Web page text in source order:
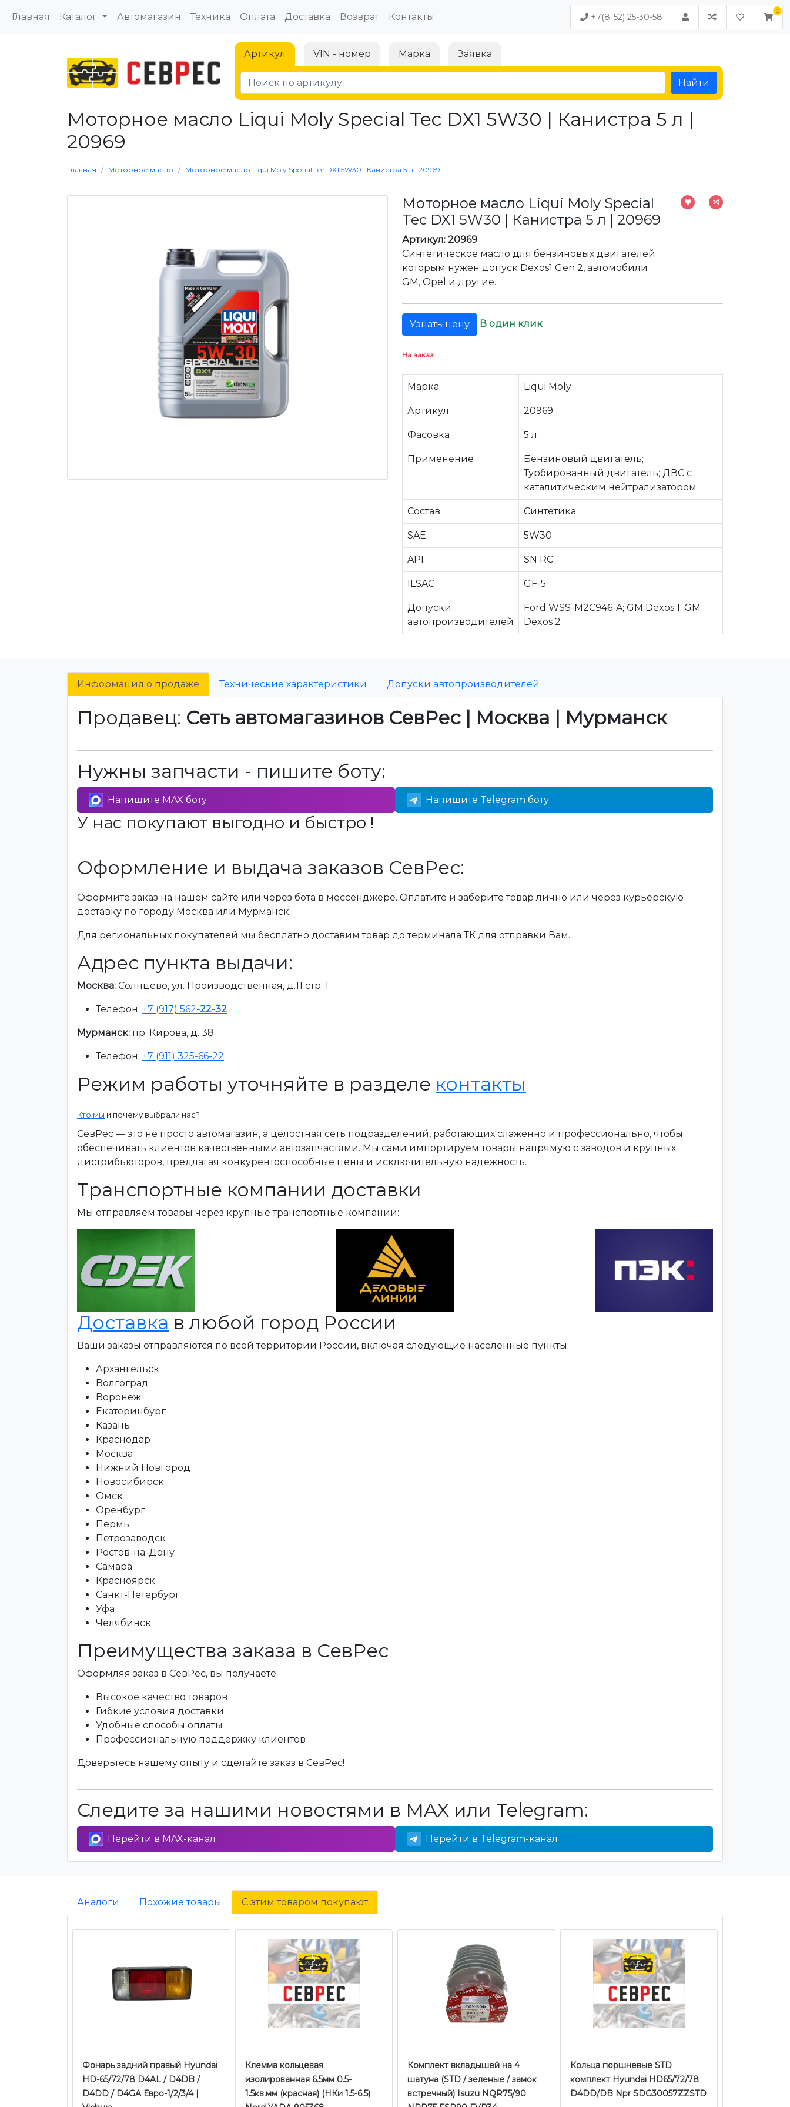
Главная Каталог Автомагазин Техника Оплата Доставка Возврат Контакты +7(8152) 25-30-58
Артикул VIN - номер Марка Заявка
Найти
Моторное масло Liqui Moly Special Tec DX1 5W30 | Канистра 5 л |
20969
Главная Моторное масло Моторное масло Liqui Moly Special Tec DX1 5W30 | Канистра 5 л | 20969
Моторное масло Liqui Moly Special
Tec DX1 5W30 | Канистра 5 л | 20969
Артикул: 20969
Синтетическое масло для бензиновых двигателей
которым нужен допуск Dexos1 Gen 2, автомобили
GM, Opel и другие.
Узнать цену В один клик
На заказ
Марка Liqui Moly
Артикул 20969
Фасовка 5 л.
Применение
Бензиновый двигатель;
Турбированный двигатель; ДВС c
каталитическим нейтрализатором
Состав Синтетика
SAE 5W30
API SN RC
ILSAC GF-5
Допуски
автопроизводителей
Ford WSS-M2C946-A; GM Dexos 1; GM
Dexos 2
Информация о продаже Технические характеристики Допуски автопроизводителей
Продавец: Сеть автомагазинов СевРес | Москва | Мурманск
Нужны запчасти - пишите боту:
Напишите MAX боту Напишите Telegram боту
У нас покупают выгодно и быстро !
Оформление и выдача заказов СевРес:
Оформите заказ на нашем сайте или через бота в мессенджере. Оплатите и заберите товар лично или через курьерскую
доставку по городу Москва или Мурманск.
Для региональных покупателей мы бесплатно доставим товар до терминала ТК для отправки Вам.
Адрес пункта выдачи:
Москва: Солнцево, ул. Производственная, д.11 стр. 1
Телефон: +7 (917) 562-22-32
Мурманск: пр. Кирова, д. 38
Телефон: +7 (911) 325-66-22
Режим работы уточняйте в разделе контакты
Кто мы и почему выбрали нас?
СевРес — это не просто автомагазин, а целостная сеть подразделений, работающих слаженно и профессионально, чтобы
обеспечивать клиентов качественными автозапчастями. Мы сами импортируем товары напрямую с заводов и крупных
дистрибьюторов, предлагая конкурентоспособные цены и исключительную надежность.
Транспортные компании доставки
Мы отправляем товары через крупные транспортные компании:
Доставка в любой город России
Ваши заказы отправляются по всей территории России, включая следующие населенные пункты:
Архангельск
Волгоград
Воронеж
Екатеринбург
Казань
Краснодар
Москва
Нижний Новгород
Новосибирск
Омск
Оренбург
Пермь
Петрозаводск
Ростов-на-Дону
Самара
Красноярск
Санкт-Петербург
Уфа
Челябинск
Преимущества заказа в СевРес
Оформляя заказ в СевРес, вы получаете:
Высокое качество товаров
Гибкие условия доставки
Удобные способы оплаты
Профессиональную поддержку клиентов
Доверьтесь нашему опыту и сделайте заказ в СевРес!
Следите за нашими новостями в MAX или Telegram:
Перейти в MAX-канал Перейти в Telegram-канал
Аналоги Похожие товары С этим товаром покупают
Фонарь задний правый Hyundai
HD-65/72/78 D4AL / D4DB /
D4DD / D4GA Евро-1/2/3/4 |
Клемма кольцевая
изолированная 6.5мм 0.5-
1.5кв.мм (красная) (НКи 1.5-6.5)
Комплект вкладышей на 4
шатуна (STD / зеленые / замок
встречный) Isuzu NQR75/90
Кольца поршневые STD
комплект Hyundai HD65/72/78
D4DD/DB Npr SDG30057ZZSTD